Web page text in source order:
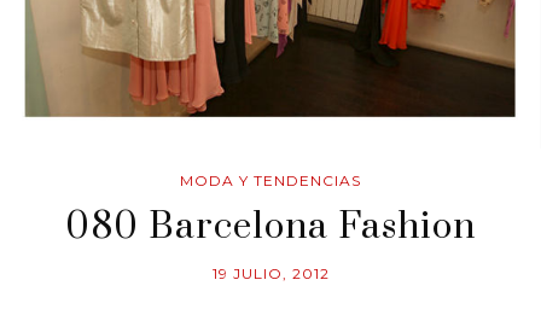
MODA Y TENDENCIAS
080 Barcelona Fashion
19 JULIO, 2012